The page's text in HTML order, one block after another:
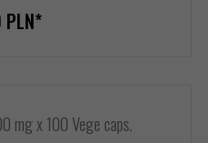
PLN*
mg x 100 Vege caps.